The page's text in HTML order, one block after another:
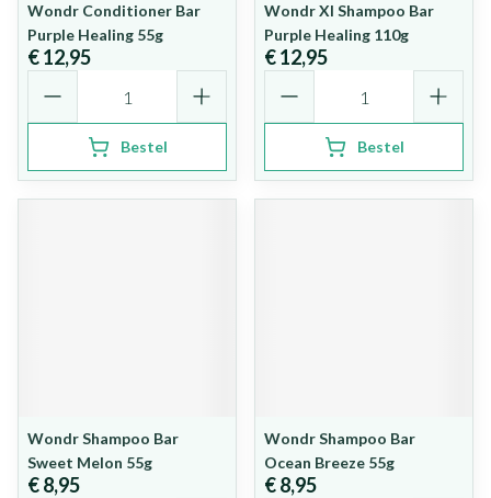
Wondr Conditioner Bar
Purple Healing 55g
€ 12,95
Bestel
Wondr Xl Shampoo Bar
Purple Healing 110g
€ 12,95
Bestel
Wondr Shampoo Bar
Sweet Melon 55g
€ 8,95
Wondr Shampoo Bar
Ocean Breeze 55g
€ 8,95